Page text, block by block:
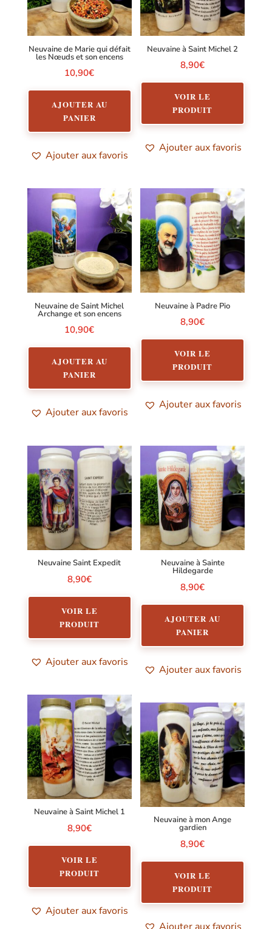
Neuvaine de Marie qui défait
les Nœuds et son encens
10,90€
AJOUTER AU
PANIER
Ajouter aux favoris
Neuvaine à Saint Michel 2
8,90€
VOIR LE
PRODUIT
Ajouter aux favoris
Neuvaine de Saint Michel
Archange et son encens
10,90€
AJOUTER AU
PANIER
Ajouter aux favoris
Neuvaine à Padre Pio
8,90€
VOIR LE
PRODUIT
Ajouter aux favoris
Neuvaine Saint Expedit
8,90€
VOIR LE
PRODUIT
Ajouter aux favoris
Neuvaine à Sainte
Hildegarde
8,90€
AJOUTER AU
PANIER
Ajouter aux favoris
Neuvaine à Saint Michel 1
8,90€
VOIR LE
PRODUIT
Ajouter aux favoris
Neuvaine à mon Ange
gardien
8,90€
VOIR LE
PRODUIT